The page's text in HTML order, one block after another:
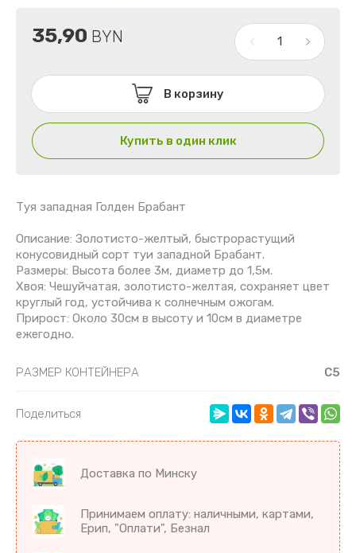
35,90 BYN
В корзину
Купить в один клик
Туя западная Голден Брабант
Описание: Золотисто-желтый, быстрорастущий
конусовидный сорт туи западной Брабант.
Размеры: Высота более 3м, диаметр до 1,5м.
Хвоя: Чешуйчатая, золотисто-желтая, сохраняет цвет
круглый год, устойчива к солнечным ожогам.
Прирост: Около 30см в высоту и 10см в диаметре
ежегодно.
РАЗМЕР КОНТЕЙНЕРА С5
Поделиться
Доставка по Минску
Принимаем оплату: наличными, картами,
Ерип, "Оплати", Безнал